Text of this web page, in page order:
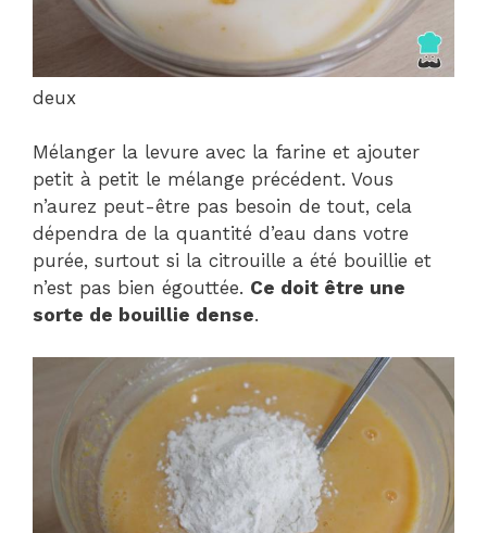
deux
Mélanger la levure avec la farine et ajouter
petit à petit le mélange précédent. Vous
n’aurez peut-être pas besoin de tout, cela
dépendra de la quantité d’eau dans votre
purée, surtout si la citrouille a été bouillie et
n’est pas bien égouttée. Ce doit être une
sorte de bouillie dense.